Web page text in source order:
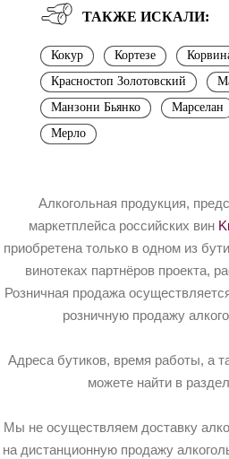
ТАКЖЕ ИСКАЛИ:
Кокур Кортезе
Красностоп Золотовский
Манзони Бьянко
Марселан
Мерло
Алкогольная продукция,
маркетплейса российских вин
приобретена только в одном из
винотеках партнёров проекта,
Розничная продажа
розничную продажу
Адреса бутиков, время работы, а
можете найти в
Мы не осуществляем доставку
на дистанционную продажу